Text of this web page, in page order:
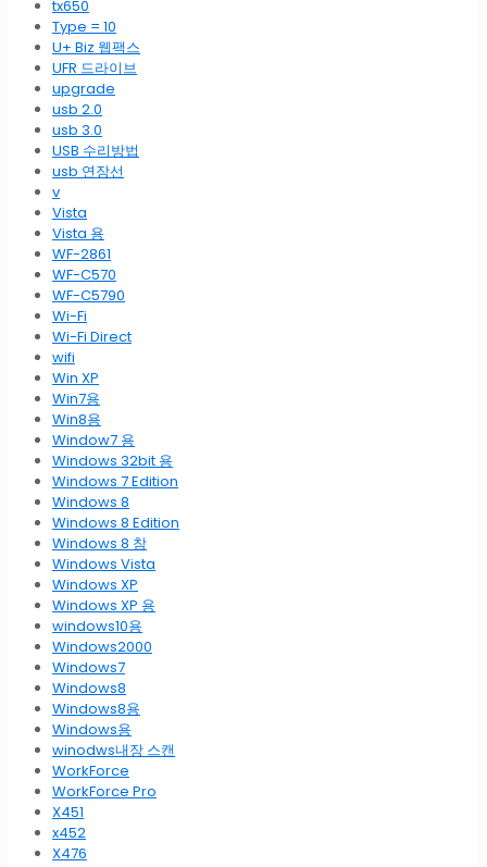
tx650
Type = 10
U+ Biz 웹팩스
UFR 드라이브
upgrade
usb 2.0
usb 3.0
USB 수리방법
usb 연장선
v
Vista
Vista 용
WF-2861
WF-C570
WF-C5790
Wi-Fi
Wi-Fi Direct
wifi
Win XP
Win7용
Win8용
Window7 용
Windows 32bit 용
Windows 7 Edition
Windows 8
Windows 8 Edition
Windows 8 참
Windows Vista
Windows XP
Windows XP 용
windows10용
Windows2000
Windows7
Windows8
Windows8용
Windows용
winodws내장 스캔
WorkForce
WorkForce Pro
X451
x452
X476